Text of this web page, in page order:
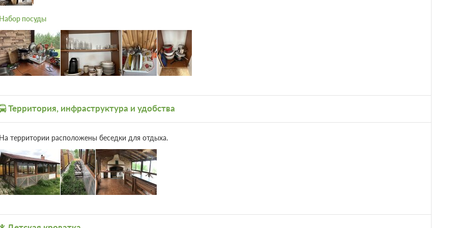
посуды
Территория, инфраструктура и удобства
территории расположены беседки для отдыха.